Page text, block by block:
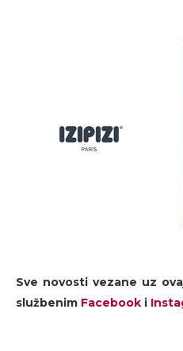
Sve novosti vezane uz
službenim Facebook i